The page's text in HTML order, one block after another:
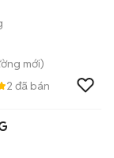
mới)
2 đã bán